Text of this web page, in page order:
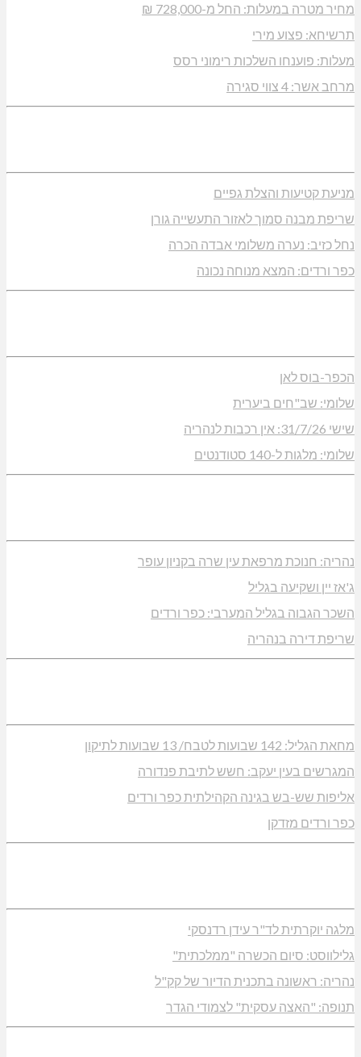
מחיר מטרה במעלות: החל מ-728,000 ₪
תרשיחא: פצוע מירי
מעלות: פוענחו השלכות רימוני רסס
מרחב אשר: 4 צווי סגירה
מניעת קטיעות והצלת גפיים
שריפת מבנה סמוך לאזור התעשייה גורן
נחל כזיב: נערה משלומי אבדה הכרה
כפר ורדים: המצא מנוחה נכונה
הכפר-בוס לאן
שלומי: שב"חים ביערית
שישי 31/7/26: אין רכבות לנהריה
שלומי: מלגות ל-140 סטודנטים
נהריה: חנוכת מרפאת עין שרה בקניון עופר
ג'אז יין ושקיעה בגליל
השכר הגבוה בגליל המערבי: כפר ורדים
שריפת דירה בנהריה
מחאת הגליל: 142 שבועות לטבח/ 13 שבועות לתיקון
המגרשים בעין יעקב: חשש לתיבת פנדורה
אליפות שש-בש בגינה הקהילתית כפר ורדים
כפר ורדים מזדקן
מלגה יוקרתית לד"ר עידן רדנסקי
גלילווסט: סיום הכשרה "ממלכתית"
נהריה: ראשונה בתכנית הדיור של קק"ל
תנופה: "האצה עסקית" לצמודי הגדר